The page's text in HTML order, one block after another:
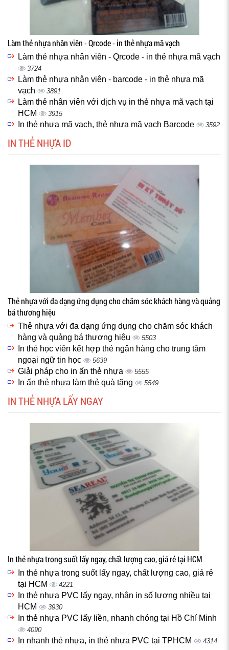
Làm thẻ nhựa nhân viên - Qrcode - in thẻ nhựa mã vạch
Làm thẻ nhựa nhân viên - Qrcode - in thẻ nhựa mã vạch
3724
Làm thẻ nhựa nhân viên - barcode - in thẻ nhựa mã
vạch
3891
Làm thẻ nhân viên với dịch vụ in thẻ nhựa mã vạch tại
HCM
3915
In thẻ nhựa mã vạch, thẻ nhựa mã vạch Barcode 3592
IN THẺ NHỰA ID
Thẻ nhựa với đa dạng ứng dụng cho chăm sóc khách hàng và quảng
bá thương hiệu
Thẻ nhựa với đa dạng ứng dụng cho chăm sóc khách
hàng và quảng bá thương hiệu
5503
In thẻ học viên kết hợp thẻ ngân hàng cho trung tâm
ngoại ngữ tin học
5639
Giải pháp cho in ấn thẻ nhựa 5555
In ấn thẻ nhựa làm thẻ quà tặng 5549
IN THẺ NHỰA LẤY NGAY
In thẻ nhựa trong suốt lấy ngay, chất lượng cao, giá rẻ tại HCM
In thẻ nhựa trong suốt lấy ngay, chất lượng cao, giá rẻ
tại HCM
4221
In thẻ nhựa PVC lấy ngay, nhận in số lượng nhiều tại
HCM
3930
In thẻ nhựa PVC lấy liền, nhanh chóng tại Hồ Chí Minh
4090
In nhanh thẻ nhựa, in thẻ nhựa PVC tại TPHCM 4314